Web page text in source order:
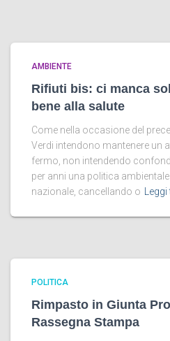
AMBIENTE
Rifiuti bis: ci manca
bene alla salute
Come nella occasione del
Verdi intendono mantenere un
fermo, non intendendo
per anni una politica
nazionale, cancellando o
POLITICA
Rimpasto in Giunta
Rassegna Stampa